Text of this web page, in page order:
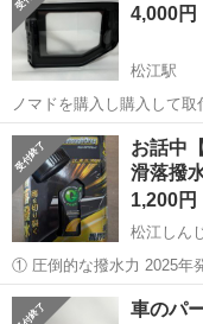
り・ドア・シートなどの各...
4,000円
松江駅
ノマドを購入し購入して
付けられませんでしたので
島根 松江市 松江
お話中
滑落撥
1,200円
松江しん
​① 圧倒的な撥水力 2025年
「滑落性」で、雨粒が弾け
価の、クリンビュー史上
島根 松江市 松江
車のパ